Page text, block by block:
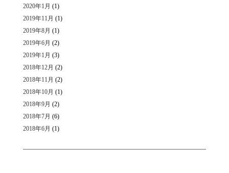
2020年1月 (1)
2019年11月 (1)
2019年8月 (1)
2019年6月 (2)
2019年1月 (3)
2018年12月 (2)
2018年11月 (2)
2018年10月 (1)
2018年9月 (2)
2018年7月 (6)
2018年6月 (1)